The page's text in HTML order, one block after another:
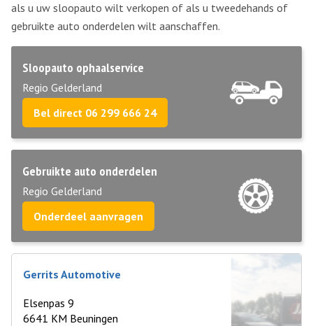
als u uw sloopauto wilt verkopen of als u tweedehands of
gebruikte auto onderdelen wilt aanschaffen.
Sloopauto ophaalservice
Regio Gelderland
Bel direct 06 299 666 24
Gebruikte auto onderdelen
Regio Gelderland
Onderdeel aanvragen
Gerrits Automotive
Elsenpas 9
6641 KM Beuningen